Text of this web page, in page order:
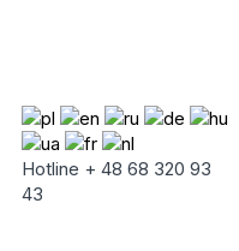
Hotline + 48 68 320 93
43